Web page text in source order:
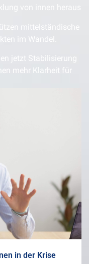
von innen heraus
mittelständische
im Wandel.
jetzt Stabilisierung
mehr Klarheit für
in der Krise